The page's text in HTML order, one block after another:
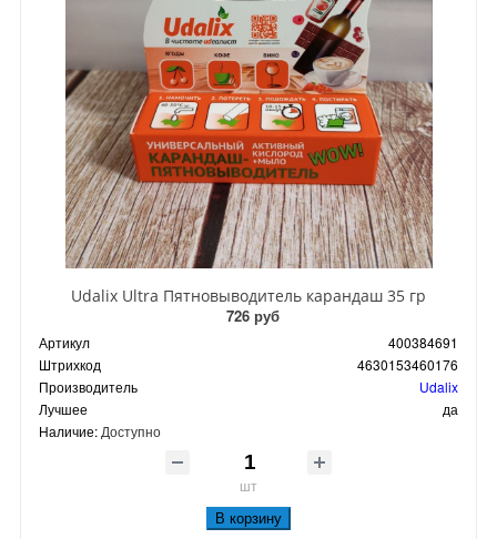
Udalix Ultra Пятновыводитель карандаш 35 гр
726 руб
Артикул
400384691
Штрихкод
4630153460176
Производитель
Udalix
Лучшее
да
Наличие: Доступно
шт
В корзину